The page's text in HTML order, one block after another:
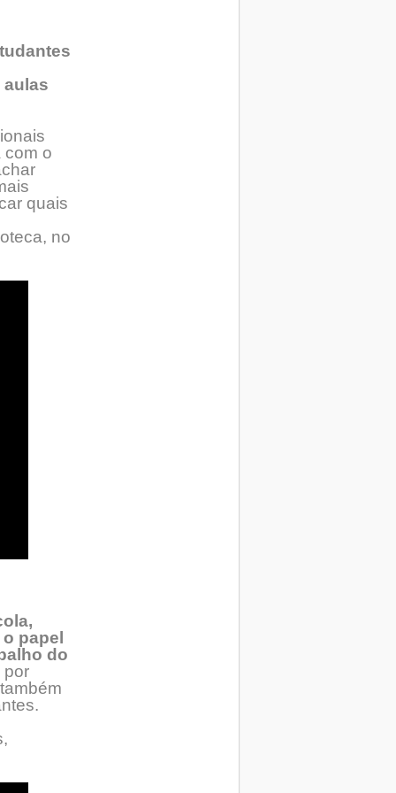
com o
quais
no
papel
do
por